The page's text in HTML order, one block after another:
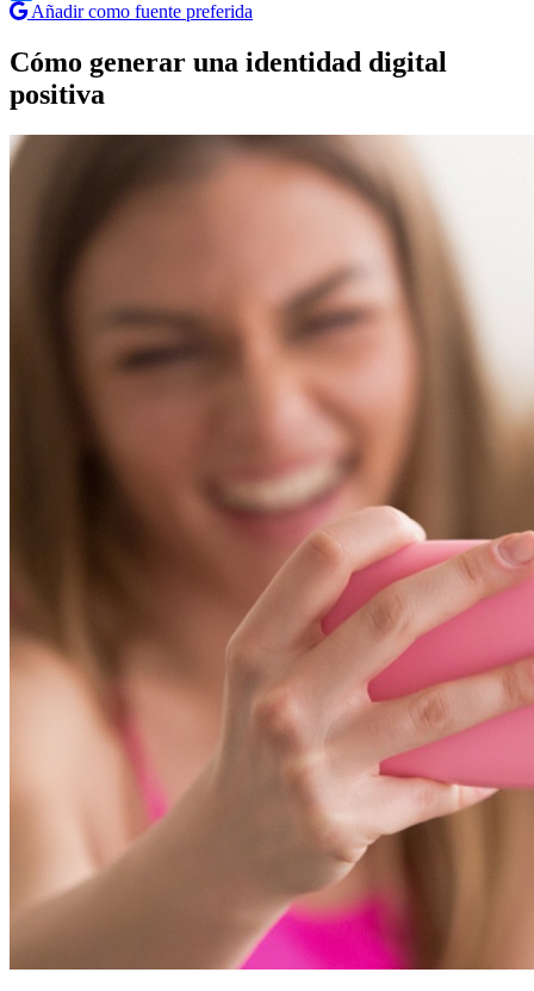
Share
Añadir como fuente preferida
Cómo generar una identidad digital
positiva